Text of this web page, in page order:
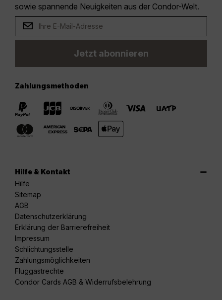
sowie spannende Neuigkeiten aus der Condor-Welt.
Jetzt abonnieren
Zahlungsmethoden
Hilfe & Kontakt
Hilfe
Sitemap
AGB
Datenschutzerklärung
Erklärung der Barrierefreiheit
Impressum
Schlichtungsstelle
Zahlungsmöglichkeiten
Fluggastrechte
Condor Cards AGB & Widerrufsbelehrung